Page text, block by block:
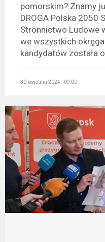
pomorskim? Znamy
DROGA Polska 2050
Stronnictwo Ludowe
we wszystkich
kandydatów została
30 kwietnia 2024 - 09:00